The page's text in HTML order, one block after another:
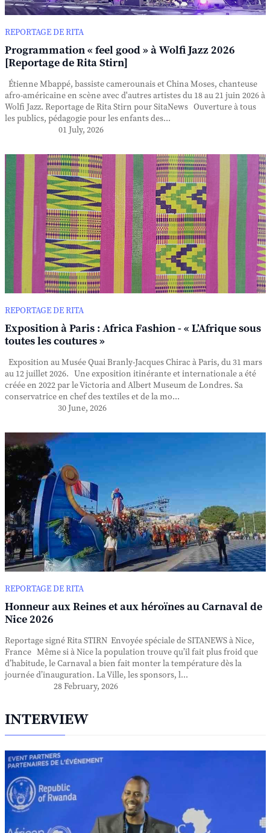
REPORTAGE DE RITA
Programmation « feel good » à Wolfi Jazz 2026
[Reportage de Rita Stirn]
Étienne Mbappé, bassiste camerounais et China Moses, chanteuse
afro-américaine en scène avec d'autres artistes du 18 au 21 juin 2026 à
Wolfi Jazz. Reportage de Rita Stirn pour SitaNews Ouverture à tous
les publics, pédagogie pour les enfants des...
01 July, 2026
REPORTAGE DE RITA
Exposition à Paris : Africa Fashion - « L’Afrique sous
toutes les coutures »
Exposition au Musée Quai Branly-Jacques Chirac à Paris, du 31 mars
au 12 juillet 2026. Une exposition itinérante et internationale a été
créée en 2022 par le Victoria and Albert Museum de Londres. Sa
conservatrice en chef des textiles et de la mo...
30 June, 2026
REPORTAGE DE RITA
Honneur aux Reines et aux héroïnes au Carnaval de
Nice 2026
Reportage signé Rita STIRN Envoyée spéciale de SITANEWS à Nice,
France Même si à Nice la population trouve qu’il fait plus froid que
d’habitude, le Carnaval a bien fait monter la température dès la
journée d’inauguration. La Ville, les sponsors, l...
28 February, 2026
INTERVIEW